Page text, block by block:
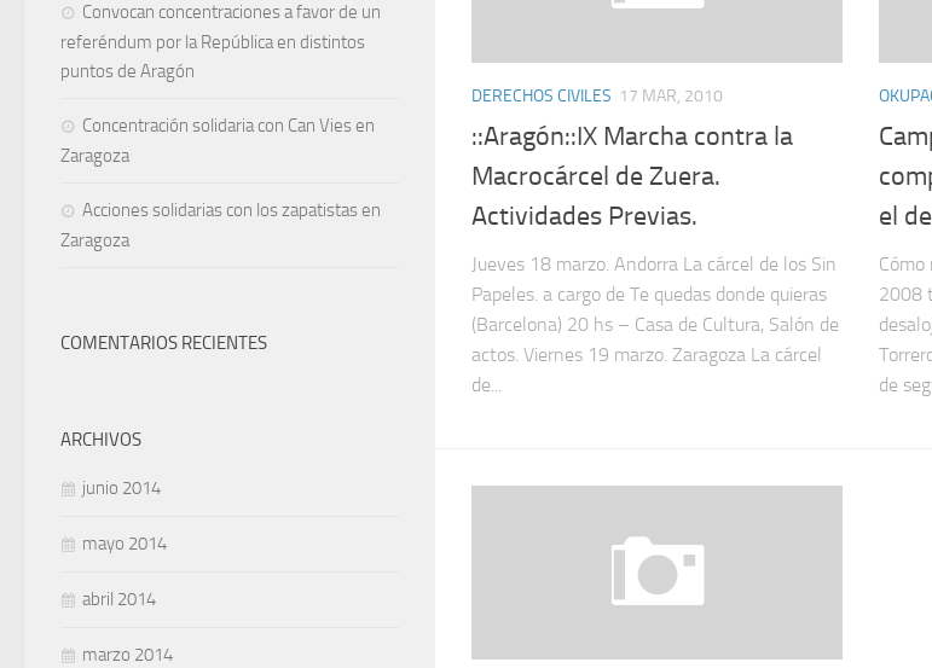
DERECHOS CIVILES 17 MAR, 2010
::Aragón::IX Marcha contra la
Macrocárcel de Zuera.
Actividades Previas.
Jueves 18 marzo. Andorra La cárcel de los Sin
Papeles. a cargo de Te quedas donde quieras
(Barcelona) 20 hs – Casa de Cultura, Salón de
actos. Viernes 19 marzo. Zaragoza La cárcel
de...
el
Cómo
2008
de
Convocan concentraciones a favor de un
referéndum por la República en distintos
puntos de Aragón
Concentración solidaria con Can Vies en
Zaragoza
Acciones solidarias con los zapatistas en
Zaragoza
COMENTARIOS RECIENTES
ARCHIVOS
junio 2014
mayo 2014
abril 2014
marzo 2014